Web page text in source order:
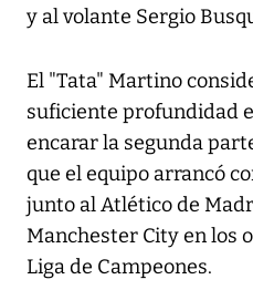
y al volante Sergio
El "Tata" Martino
suficiente profundidad
encarar la segunda
que el equipo arrancó
junto al Atlético de
Manchester City en los
Liga de Campeones.